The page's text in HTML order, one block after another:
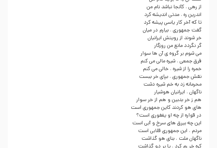
از رهی ، کآنجا نباشد نام من
اندرین ره ، مدتی اندیشه کرد
تا که آخر کار یاسی پیشه کرد
گفت جمهوری ، بیارم در میان
خر شوند از رویتش ایرانیان
گر نگردد مانع من روزگار
می شوم بر گروه ی آن ها سوار
فرق جمعی ، شیره مالی می کنم
خمره را از شیره ، خالی می کنم
نقش جمهوری ، بپای خر ببست
محرمانه زد به خم شیره دشت
ناگهان ، ایرانیان هوشیار
هم ز خر بدبین و هم از خر سوار
های هو کردند کاین جمهوری است
در قواره از چه او یغفوری است؟
این چه بیرق های سرخ و آبی است
مردم ، این جمهوری قلابی است
ناگهان ملت ، بنای هو گذاشت
کره خر رم کرد ، پا بر دو گذاشت